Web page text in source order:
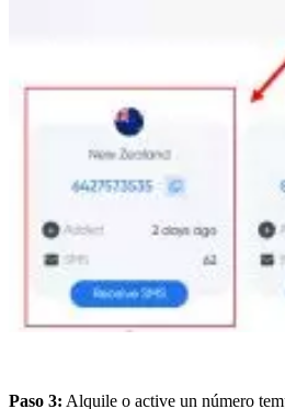
Paso 3: Alquile o active un número